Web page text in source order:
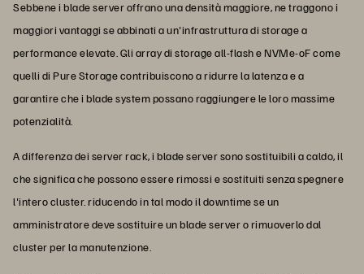
Sebbene i blade server offrano una densità maggiore, ne traggono i
maggiori vantaggi se abbinati a un'infrastruttura di storage a
performance elevate. Gli array di storage all-flash e NVMe-oF come
quelli di Pure Storage contribuiscono a ridurre la latenza e a
garantire che i blade system possano raggiungere le loro massime
potenzialità.
A differenza dei server rack, i blade server sono sostituibili a caldo, il
che significa che possono essere rimossi e sostituiti senza spegnere
l'intero cluster. riducendo in tal modo il downtime se un
amministratore deve sostituire un blade server o rimuoverlo dal
cluster per la manutenzione.